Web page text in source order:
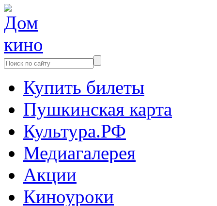
Купить билеты
Пушкинская карта
Культура.РФ
Медиагалерея
Акции
Киноуроки